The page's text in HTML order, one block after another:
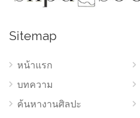
Sitemap
หน้าแรก
บทความ
ค้นหางานศิลปะ